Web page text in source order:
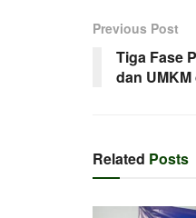
Previous Post
Tiga Fase
dan
Related Posts